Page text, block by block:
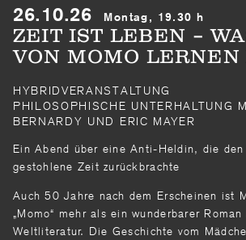
26.10.26 Montag, 19.30 h
ZEIT IST LEBEN –
VON MOMO
HYBRIDVERANSTALTUNG
PHILOSOPHISCHE UNTERHALTUNG
BERNARDY UND ERIC MAYER
Ein Abend über eine Anti-Heldin, die den
gestohlene Zeit zurückbrachte
Auch 50 Jahre nach dem Erscheinen ist
„Momo“ mehr als ein wunderbarer
Weltliteratur. Die Geschichte vom